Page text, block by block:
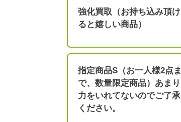
強化買取（お持ち込み頂け
ると嬉しい商品）
指定商品S（お一人様2点ま
で、数量限定商品）あまり
力をいれてないのでご了承
ください。